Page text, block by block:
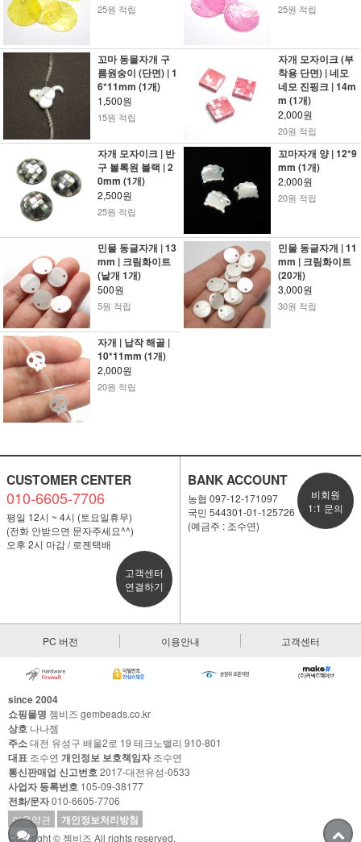
25원 적립 25원 적립
꼬마 동물자개 구
름원숭이 (단면) | 1
6*11mm (1개)
1,500원
15원 적립
자개 모자이크 (부
착용 단면) | 네모
네모 진핑크 | 14m
m (1개)
2,000원
20원 적립
자개 모자이크 | 반
구 볼록원 블랙 | 2
0mm (1개)
2,500원
25원 적립
꼬마자개 양 | 12*9
mm (1개)
2,000원
20원 적립
민물 동글자개 | 13
mm | 크림화이트
(낱개 1개)
500원
5원 적립
민물 동글자개 | 11
mm | 크림화이트
(20개)
3,000원
30원 적립
자개 | 납작 해골 |
10*11mm (1개)
2,000원
20원 적립
CUSTOMER CENTER
010-6605-7706
평일 12시 ~ 4시 (토요일휴무)
(전화 안받으면 문자주세요^^)
오후 2시 마감 / 로젠택배
고객센터
연결하기
BANK ACCOUNT
농협 097-12-171097
국민 544301-01-125726
(예금주 : 조수연)
비회원
1:1 문의
PC 버전 이용안내 고객센터
since 2004
쇼핑몰명 젬비즈 gembeads.co.kr
상호 나나젬
주소대전 유성구 배울2로 19 테크노밸리 910-801
대표 조수연 개인정보 보호책임자조수연
통신판매업 신고번호2017-대전유성-0533
사업자 등록번호 105-09-38177
전화/문자010-6605-7706
이용약관
개인정보처리방침
Copyright © 젬비즈 All rights reserved.